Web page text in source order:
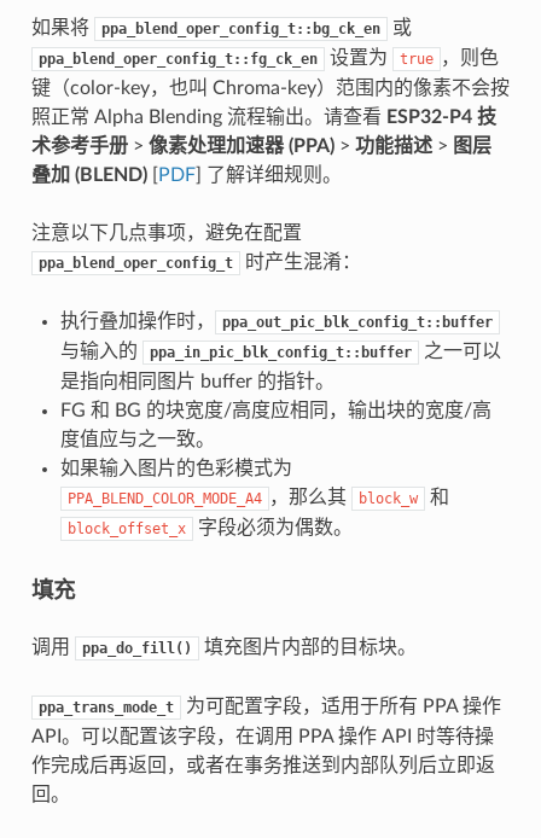
如果将 ppa_blend_oper_config_t::bg_ck_en 或
ppa_blend_oper_config_t::fg_ck_en 设置为 true ，则色
键（color-key，也叫 Chroma-key）范围内的像素不会按
照正常 Alpha Blending 流程输出。请查看 ESP32-P4 技
术参考手册> 像素处理加速器 (PPA)> 功能描述> 图层
叠加 (BLEND)[ PDF] 了解详细规则。
注意以下几点事项，避免在配置
ppa_blend_oper_config_t 时产生混淆：
执行叠加操作时， ppa_out_pic_blk_config_t::buffer
与输入的 ppa_in_pic_blk_config_t::buffer
之一可以
是指向相同图片 buffer 的指针。
FG 和 BG 的块宽度/高度应相同，输出块的宽度/高
度值应与之一致。
如果输入图片的色彩模式为
PPA_BLEND_COLOR_MODE_A4 ，那么其 block_w 和
block_offset_x 字段必须为偶数。
填充
调用 ppa_do_fill() 填充图片内部的目标块。
ppa_trans_mode_t
为可配置字段，适用于所有 PPA 操作
API。可以配置该字段，在调用 PPA 操作 API 时等待操
作完成后再返回，或者在事务推送到内部队列后立即返
回。